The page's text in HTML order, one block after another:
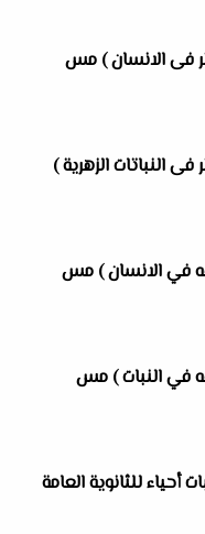
فى الانسان ) مس
النباتات الزهرية )
في الانسان ) مس
في النبات ) مس
أحياء للثانوية العامة